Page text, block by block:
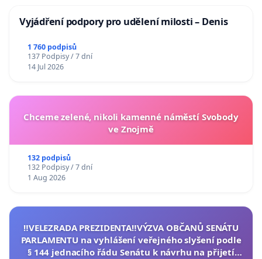
Vyjádření podpory pro udělení milosti – Denis
1 760 podpisů
137 Podpisy / 7 dní
14 Jul 2026
Chceme zelené, nikoli kamenné náměstí Svobody
ve Znojmě
132 podpisů
132 Podpisy / 7 dní
1 Aug 2026
‼️VELEZRADA PREZIDENTA‼️VÝZVA OBČANŮ SENÁTU
PARLAMENTU na vyhlášení veřejného slyšení podle
§ 144 jednacího řádu Senátu k návrhu na přijetí